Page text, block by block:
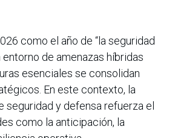
como el año de “la seguridad
entorno de amenazas híbridas
esenciales se consolidan
En este contexto, la
seguridad y defensa refuerza el
como la anticipación, la